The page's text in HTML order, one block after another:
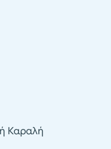
Καραλή